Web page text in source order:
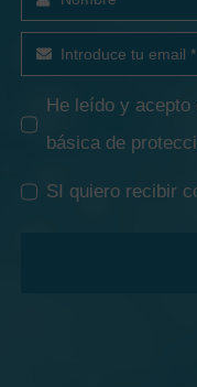
He leído y acepto
básica de
SI quiero recibir